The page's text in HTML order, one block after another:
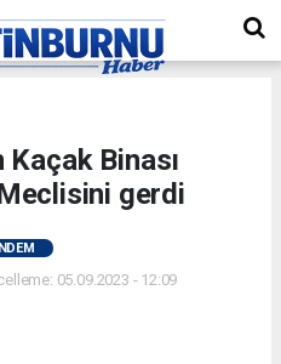
Kaçak Binası
gerdi
05.09.2023 - 12:09